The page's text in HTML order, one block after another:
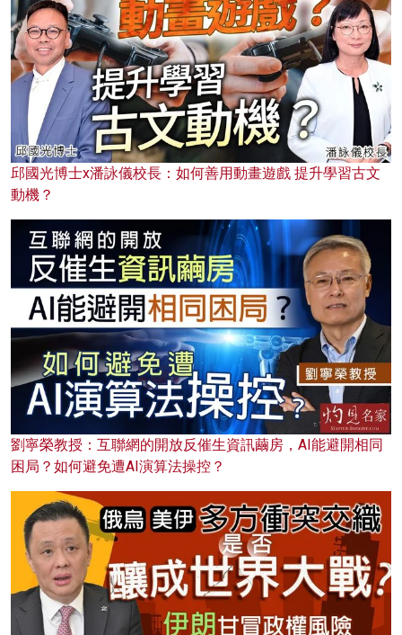
邱國光博士x潘詠儀校長：如何善用動畫遊戲 提升學習古文
動機？
劉寧榮教授：互聯網的開放反催生資訊繭房，AI能避開相同
困局？如何避免遭AI演算法操控？